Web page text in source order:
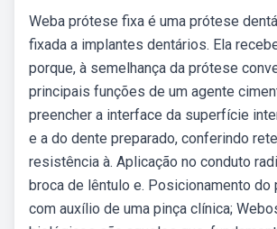
Weba prótese fixa é uma prótese
fixada a implantes dentários. Ela
porque, à semelhança da prótese
principais funções de um agente
preencher a interface da superfície
e a do dente preparado, conferindo
resistência à. Aplicação no conduto
broca de lêntulo e. Posicionamento do
com auxílio de uma pinça clínica;